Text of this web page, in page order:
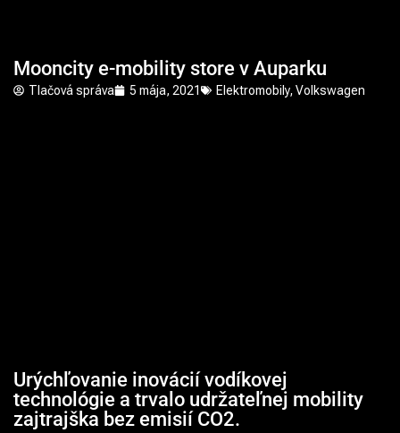
Mooncity e-mobility store v Auparku
Tlačová správa 5 mája, 2021 Elektromobily,Volkswagen
Urýchľovanie inovácií vodíkovej
technológie a trvalo udržateľnej mobility
zajtrajška bez emisií CO2.